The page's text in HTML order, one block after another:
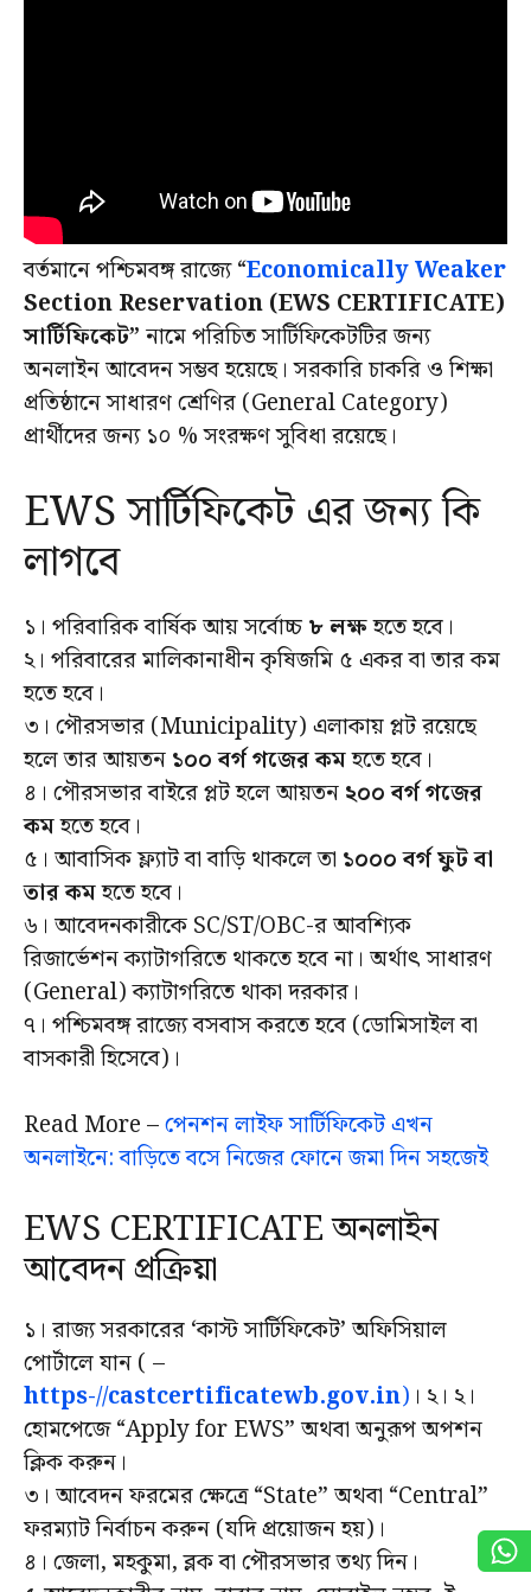
বর্তমানে পশ্চিমবঙ্গ রাজ্যে “Economically Weaker
Section Reservation (EWS CERTIFICATE)
সার্টিফিকেট”নামে পরিচিত সার্টিফিকেটটির জন্য
অনলাইন আবেদন সম্ভব হয়েছে। সরকারি চাকরি ও শিক্ষা
প্রতিষ্ঠানে সাধারণ শ্রেণির (General Category)
প্রার্থীদের জন্য ১০ % সংরক্ষণ সুবিধা রয়েছে।
EWS সার্টিফিকেট এর জন্য কি
লাগবে
১। পরিবারিক বার্ষিক আয় সর্বোচ্চ₹৮ লক্ষহতে হবে।
২। পরিবারের মালিকানাধীন কৃষিজমি ৫ একর বা তার কম
হতে হবে।
৩। পৌরসভার (Municipality) এলাকায় প্লট রয়েছে
হলে তার আয়তন১০০ বর্গ গজের কমহতে হবে।
৪। পৌরসভার বাইরে প্লট হলে আয়তন২০০ বর্গ গজের
কমহতে হবে।
৫। আবাসিক ফ্ল্যাট বা বাড়ি থাকলে তা ১০০০ বর্গ ফুট বা
তার কমহতে হবে।
৬। আবেদনকারীকে SC/ST/OBC-র আবশ্যিক
রিজার্ভেশন ক্যাটাগরিতে থাকতে হবে না। অর্থাৎ সাধারণ
(General) ক্যাটাগরিতে থাকা দরকার।
৭। পশ্চিমবঙ্গ রাজ্যে বসবাস করতে হবে (ডোমিসাইল বা
বাসকারী হিসেবে)।
Read More –পেনশন লাইফ সার্টিফিকেট এখন
অনলাইনে: বাড়িতে বসে নিজের ফোনে জমা দিন সহজেই
EWS CERTIFICATE অনলাইন
আবেদন প্রক্রিয়া
১। রাজ্য সরকারের ‘কাস্ট সার্টিফিকেট’ অফিসিয়াল
পোর্টালে যান ( –
https-//castcertificatewb.gov.in) । ২। ২।
হোমপেজে “Apply for EWS” অথবা অনুরূপ অপশন
ক্লিক করুন।
৩। আবেদন ফরমের ক্ষেত্রে “State” অথবা “Central”
ফরম্যাট নির্বাচন করুন (যদি প্রয়োজন হয়)।
৪। জেলা, মহকুমা, ব্লক বা পৌরসভার তথ্য দিন।